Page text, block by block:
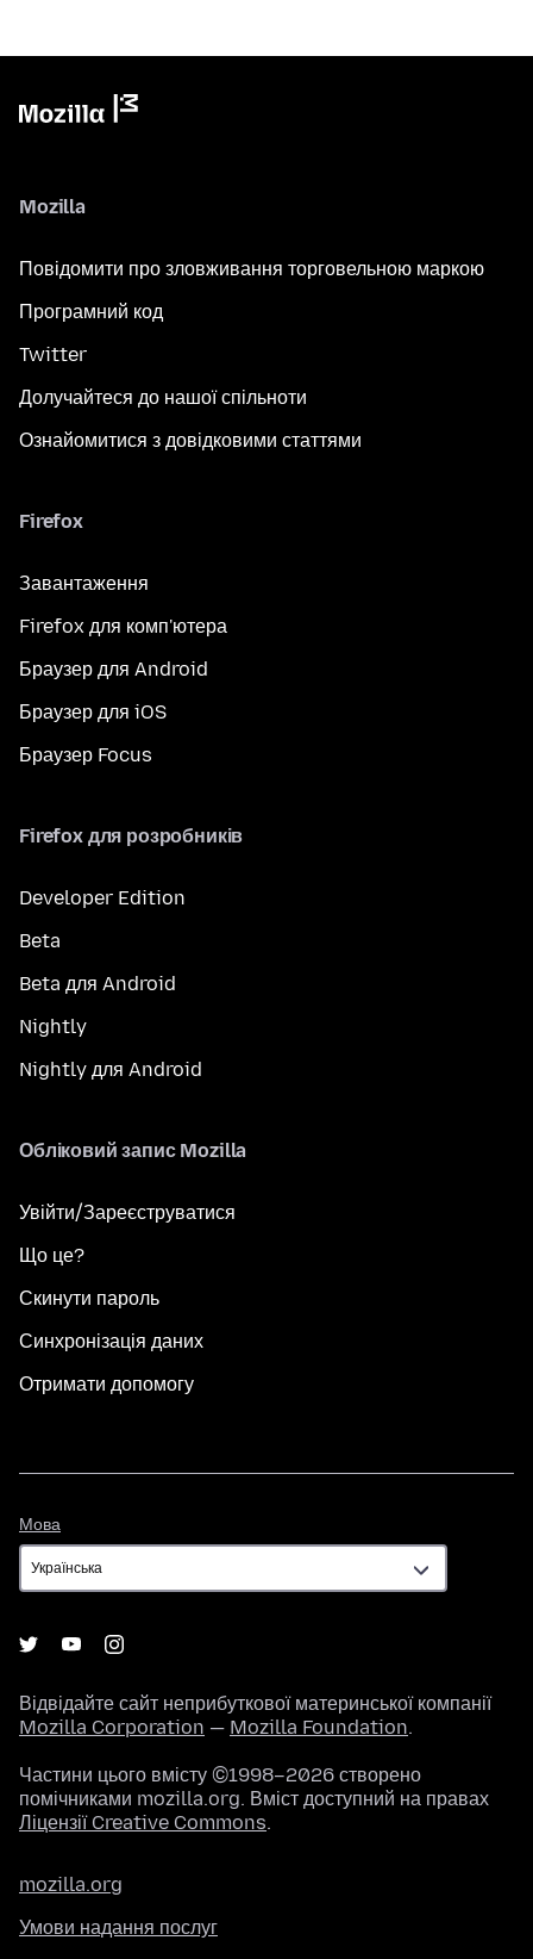
Mozilla
Повідомити про зловживання торговельною маркою
Програмний код
Twitter
Долучайтеся до нашої спільноти
Ознайомитися з довідковими статтями
Firefox
Завантаження
Firefox для комп'ютера
Браузер для Android
Браузер для iOS
Браузер Focus
Firefox для розробників
Developer Edition
Beta
Beta для Android
Nightly
Nightly для Android
Обліковий запис Mozilla
Увійти/Зареєструватися
Що це?
Скинути пароль
Синхронізація даних
Отримати допомогу
Мова
Відвідайте сайт неприбуткової материнської компанії
Mozilla Corporation — Mozilla Foundation.
Частини цього вмісту ©1998–2026 створено
помічниками mozilla.org. Вміст доступний на правах
Ліцензії Creative Commons.
mozilla.org
Умови надання послуг